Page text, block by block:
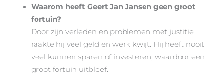
Waarom heeft Geert Jan Jansen geen groot
fortuin?
Door zijn verleden en problemen met justitie
raakte hij veel geld en werk kwijt. Hij heeft nooit
veel kunnen sparen of investeren, waardoor een
groot fortuin uitbleef.